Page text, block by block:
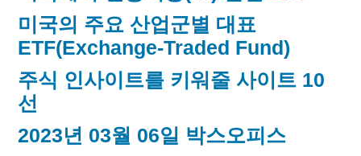
미국의 주요 산업군별 대표
ETF(Exchange-Traded Fund)
주식 인사이트를 키워줄 사이트 10
선
2023년 03월 06일 박스오피스